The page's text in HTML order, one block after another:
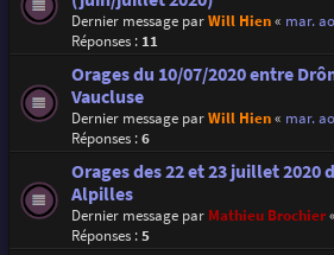
Dernier message parWill Hien« mar.
Réponses : 11
Orages du 10/07/2020 entre
Vaucluse
Dernier message parWill Hien« mar.
Réponses :6
Orages des 22 et 23 juillet 2020
Alpilles
Dernier message par Mathieu Brochier«
Réponses :5